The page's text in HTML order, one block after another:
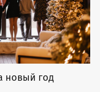
новый год